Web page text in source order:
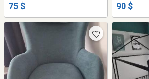
75 $ 90 $